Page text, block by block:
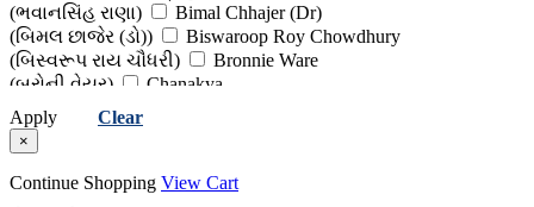
History, Culture, Politics & Public Administration
(ઈતિહાસ, સંસ્કૃતિ, રાજકારણ અને જાહેર વહીવટ )
Inspirational, Self Help & Reflective
Quotations, Proverbs & Epigrams
(ભવાનસિંહ રાણા)
Bimal Chhajer (Dr)
(બિમલ છાજેર (ડો))
Biswaroop Roy Chowdhury
(બિસ્વરૂપ રાય ચૌધરી)
Bronnie Ware
(બ્રોની વેયર)
Chanakya
(ચાણક્ય)
(કીરો )
Daaji Kamlesh D Patel
(દાજી કમલેશ ડી. પટેલ)
(ડેલ કાર્નેગી)
Himanshu Sampat
Apply Clear
×
Continue Shopping View Cart